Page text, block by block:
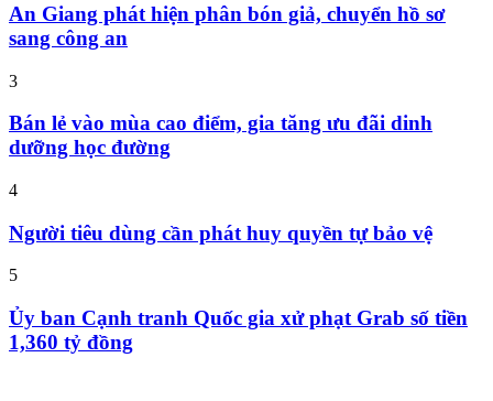
An Giang phát hiện phân bón giả, chuyển hồ sơ
sang công an
3
Bán lẻ vào mùa cao điểm, gia tăng ưu đãi dinh
dưỡng học đường
4
Người tiêu dùng cần phát huy quyền tự bảo vệ
5
Ủy ban Cạnh tranh Quốc gia xử phạt Grab số tiền
1,360 tỷ đồng